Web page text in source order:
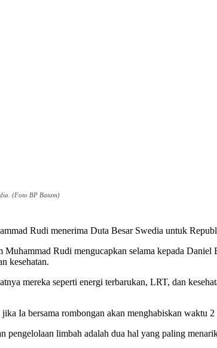
(Foto BP Batam)
Rudi menerima Duta Besar Swedia untuk
Rudi mengucapkan selama kepada
kesehatan.
mereka seperti energi terbarukan, LRT, dan
Ia bersama rombongan akan menghabiskan
pengelolaan limbah adalah dua hal yang paling